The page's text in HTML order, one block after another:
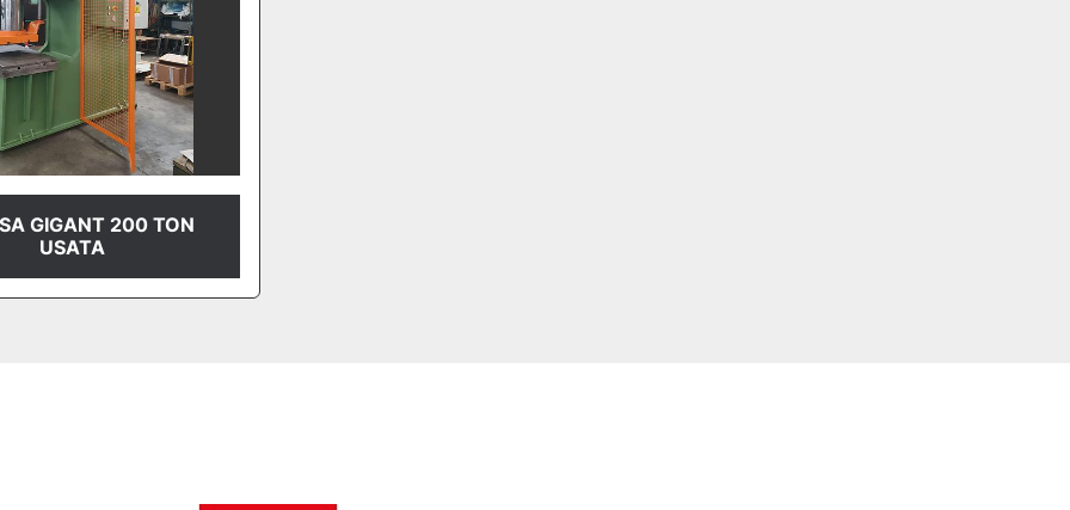
GIGANT 200 TON
USATA